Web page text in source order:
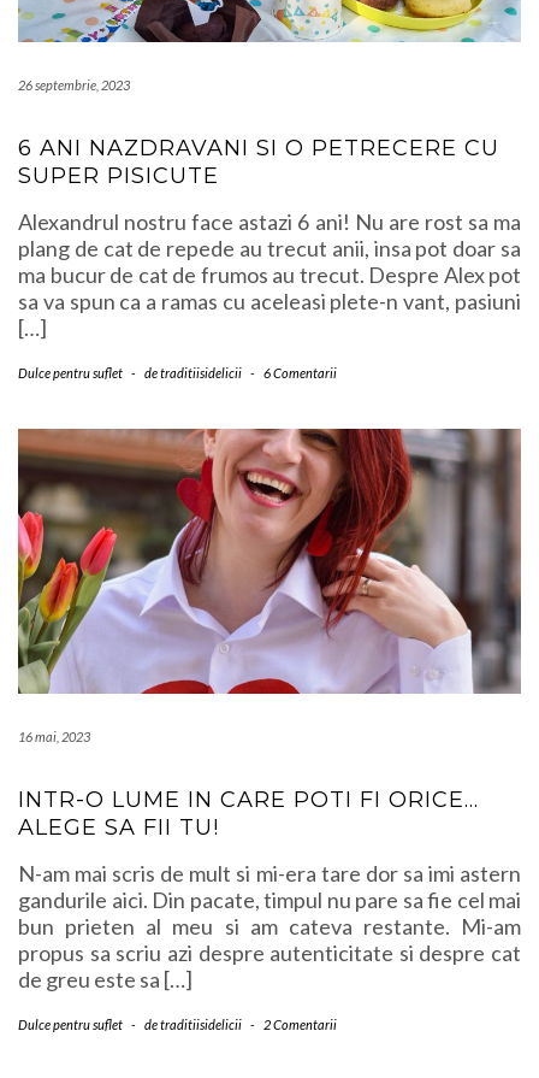
26 septembrie, 2023
6 ANI NAZDRAVANI SI O PETRECERE CU
SUPER PISICUTE
Alexandrul nostru face astazi 6 ani! Nu are rost sa ma
plang de cat de repede au trecut anii, insa pot doar sa
ma bucur de cat de frumos au trecut. Despre Alex pot
sa va spun ca a ramas cu aceleasi plete-n vant, pasiuni
[…]
Dulce pentru suflet - detraditiisidelicii - 6 Comentarii
16 mai, 2023
INTR-O LUME IN CARE POTI FI ORICE…
ALEGE SA FII TU!
N-am mai scris de mult si mi-era tare dor sa imi astern
gandurile aici. Din pacate, timpul nu pare sa fie cel mai
bun prieten al meu si am cateva restante. Mi-am
propus sa scriu azi despre autenticitate si despre cat
de greu este sa […]
Dulce pentru suflet - detraditiisidelicii - 2 Comentarii